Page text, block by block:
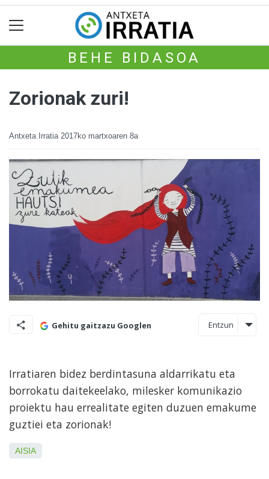
BEHE BIDASOA
Zorionak zuri!
Antxeta Irratia 2017ko martxoaren 8a
Gehitu gaitzazu Googlen Entzun
Irratiaren bidez berdintasuna aldarrikatu eta
borrokatu daitekeelako, milesker komunikazio
proiektu hau errealitate egiten duzuen emakume
guztiei eta zorionak!
AISIA